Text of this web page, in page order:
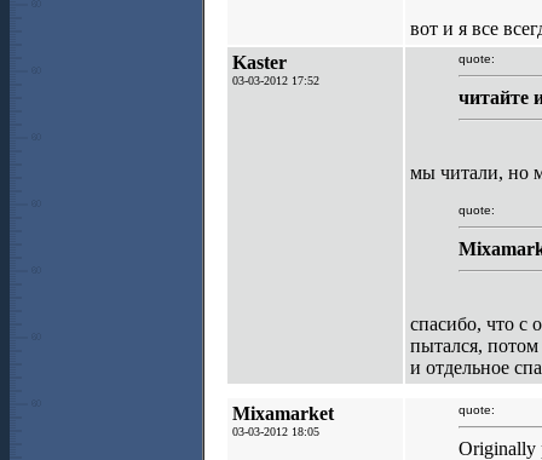
вот и я все
Kaster
03-03-2012 17:52
quote:
читайте
мы читали, но
quote:
спасибо, что с
пытался,
и отдельное
Mixamarket
03-03-2012 18:05
quote:
Originally